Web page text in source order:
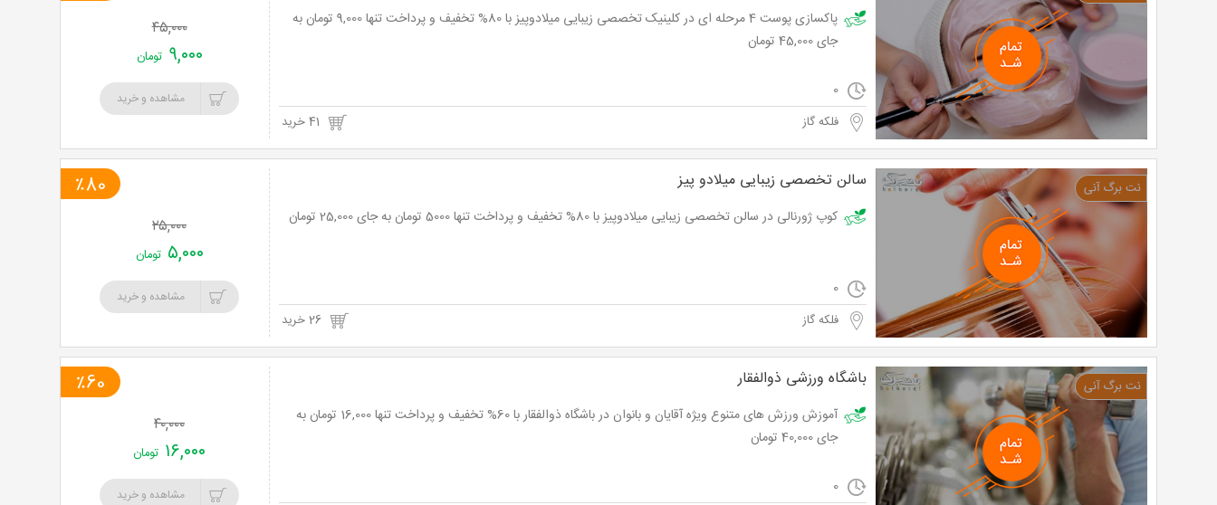
پاکسازی پوست 4 مرحله ای در کلینیک تخصصی زیبایی میلادوپیز با 80% تخفیف و پرداخت تنها 9,000 تومان به
جای 45,000 تومان
0
فلکه گاز
۴۵,۰۰۰
۹,۰۰۰ تومان
مشاهده و خرید
سالن تخصصی زیبایی میلادو پیز
کوپ ژورنالی در سالن تخصصی زیبایی میلادوپیز با 80% تخفیف و پرداخت تنها 5000 تومان به جای 25,000 تومان
0
فلکه گاز 26 خرید
٪80
۲۵,۰۰۰
۵,۰۰۰ تومان
مشاهده و خرید
باشگاه ورزشی ذوالفقار
آموزش ورزش های متنوع ویژه آقایان و بانوان در باشگاه ذوالفقار با 60% تخفیف و پرداخت تنها 16,000 تومان به
جای 40,000 تومان
0
٪60
۴۰,۰۰۰
۱۶,۰۰۰ تومان
مشاهده و خرید